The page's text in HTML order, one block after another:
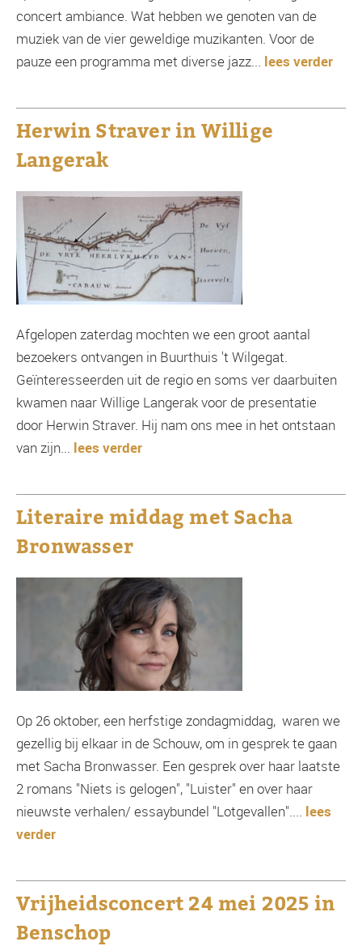
concert ambiance. Wat hebben we genoten van de
muziek van de vier geweldige muzikanten. Voor de
pauze een programma met diverse jazz... lees verder
Herwin Straver in Willige
Langerak
Afgelopen zaterdag mochten we een groot aantal
bezoekers ontvangen in Buurthuis 't Wilgegat.
Geïnteresseerden uit de regio en soms ver daarbuiten
kwamen naar Willige Langerak voor de presentatie
door Herwin Straver. Hij nam ons mee in het ontstaan
van zijn... lees verder
Literaire middag met Sacha
Bronwasser
Op 26 oktober, een herfstige zondagmiddag, waren we
gezellig bij elkaar in de Schouw, om in gesprek te gaan
met Sacha Bronwasser. Een gesprek over haar laatste
2 romans "Niets is gelogen", "Luister" en over haar
nieuwste verhalen/ essaybundel "Lotgevallen".... lees
verder
Vrijheidsconcert 24 mei 2025 in
Benschop